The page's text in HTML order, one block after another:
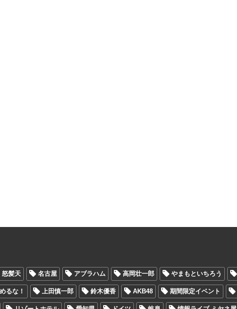
怒髪天 名古屋 アブラハム 高岡壮一郎 やまもといちろう
るな！ 上田慎一郎 鈴木優香 AKB48 期間限定イベント